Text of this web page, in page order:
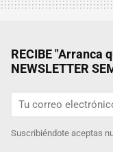
RECIBE "Arranca
NEWSLETTER
Suscribiéndote aceptas